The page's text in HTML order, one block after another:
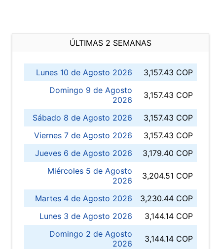
ÚLTIMAS 2 SEMANAS
Lunes 10 de Agosto 2026
3,157.43 COP
Domingo 9 de Agosto
2026
3,157.43 COP
Sábado 8 de Agosto 2026
3,157.43 COP
Viernes 7 de Agosto 2026
3,157.43 COP
Jueves 6 de Agosto 2026
3,179.40 COP
Miércoles 5 de Agosto
2026
3,204.51 COP
Martes 4 de Agosto 2026
3,230.44 COP
Lunes 3 de Agosto 2026
3,144.14 COP
Domingo 2 de Agosto
2026
3,144.14 COP